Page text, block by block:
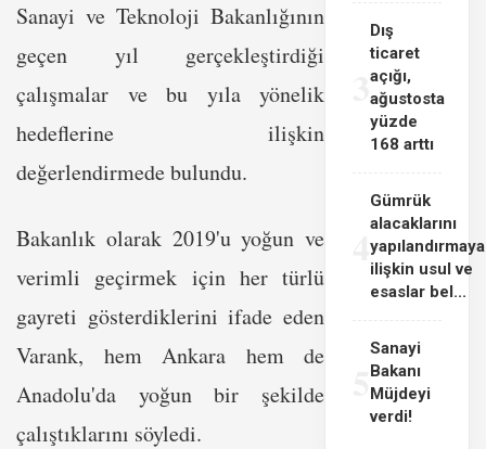
Sanayi ve Teknoloji Bakanlığının
geçen yıl gerçekleştirdiği
çalışmalar ve bu yıla yönelik
hedeflerine ilişkin
değerlendirmede bulundu.
Bakanlık olarak 2019'u yoğun ve
verimli geçirmek için her türlü
gayreti gösterdiklerini ifade eden
Varank, hem Ankara hem de
Anadolu'da yoğun bir şekilde
çalıştıklarını söyledi.
3
Dış
ticaret
açığı,
ağustosta
yüzde
168 arttı
4
Gümrük
alacaklarını
yapılandırmaya
ilişkin usul ve
esaslar bel...
Sanayi
Bakanı
Müjdeyi
verdi!